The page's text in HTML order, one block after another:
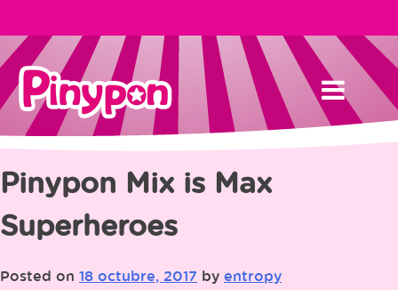
to
content
Pinypon Mix is Max
Superheroes
Posted on 18 octubre, 2017 by entropy